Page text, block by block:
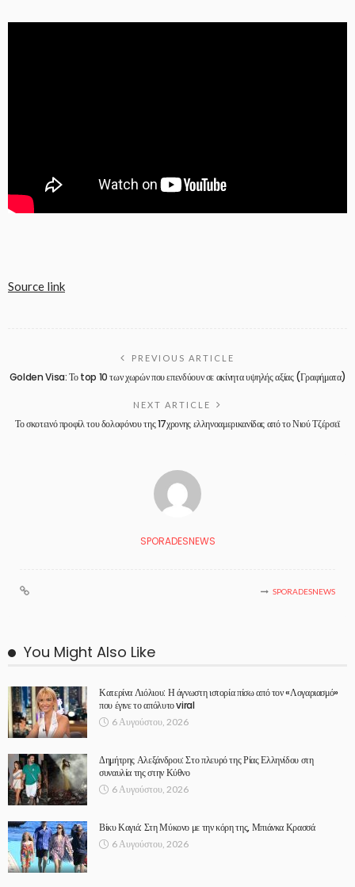
Source link
PREVIOUS ARTICLE
Golden Visa: Το top 10 των χωρών που επενδύουν σε ακίνητα υψηλής αξίας (Γραφήματα)
NEXT ARTICLE
Το σκοτεινό προφίλ του δολοφόνου της 17χρονης ελληνοαμερικανίδας από το Νιού Τζέρσεϊ
SPORADESNEWS
SPORADESNEWS
You Might Also Like
Κατερίνα Λιόλιου: Η άγνωστη ιστορία πίσω από τον «Λογαριασμό»
που έγινε το απόλυτο viral
6 Αυγούστου, 2026
Δημήτρης Αλεξάνδρου: Στο πλευρό της Ρίας Ελληνίδου στη
συναυλία της στην Κύθνο
6 Αυγούστου, 2026
Βίκυ Καγιά: Στη Μύκονο με την κόρη της, Μπιάνκα Κρασσά
6 Αυγούστου, 2026